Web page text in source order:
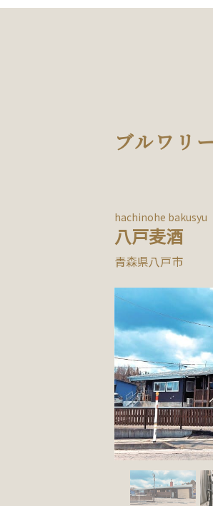
ブルワリ
hachinohe bakusyu
八戸麦酒
青森県八戸市